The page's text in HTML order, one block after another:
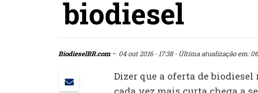
biodiesel
BiodieselBR.com- 04 out 2016 - 17:38- Última atualização em: 06
Dizer que a oferta de